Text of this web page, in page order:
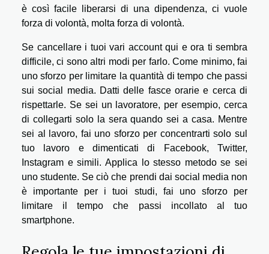
è così facile liberarsi di una dipendenza, ci vuole
forza di volontà, molta forza di volontà.
Se cancellare i tuoi vari account qui e ora ti sembra
difficile, ci sono altri modi per farlo. Come minimo, fai
uno sforzo per limitare la quantità di tempo che passi
sui social media. Datti delle fasce orarie e cerca di
rispettarle. Se sei un lavoratore, per esempio, cerca
di collegarti solo la sera quando sei a casa. Mentre
sei al lavoro, fai uno sforzo per concentrarti solo sul
tuo lavoro e dimenticati di Facebook, Twitter,
Instagram e simili. Applica lo stesso metodo se sei
uno studente. Se ciò che prendi dai social media non
è importante per i tuoi studi, fai uno sforzo per
limitare il tempo che passi incollato al tuo
smartphone.